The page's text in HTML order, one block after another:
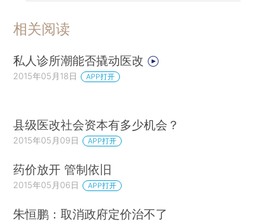
相关阅读
私人诊所潮能否撬动医改
2015年05月18日 APP打开
县级医改社会资本有多少机会？
2015年05月09日 APP打开
药价放开 管制依旧
2015年05月06日 APP打开
朱恒鹏：取消政府定价治不了